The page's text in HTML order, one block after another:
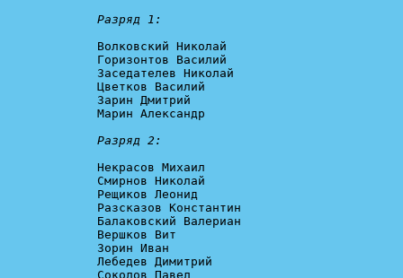
Разряд 1:
Волковский Николай
Горизонтов Василий
Заседателев Николай
Цветков Василий
Зарин Дмитрий
Марин Александр
Разряд 2:
Некрасов Михаил
Смирнов Николай
Рещиков Леонид
Разсказов Константин
Балаковский Валериан
Вершков Вит
Зорин Иван
Лебедев Димитрий
Соколов Павел